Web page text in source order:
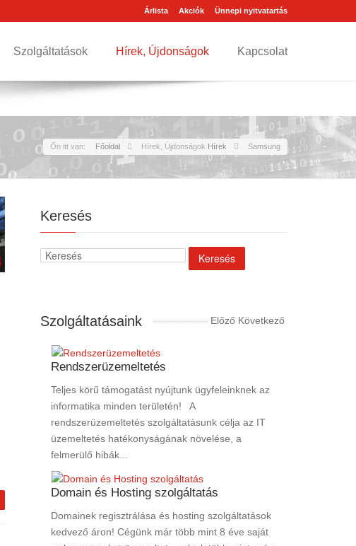
Árlista Akciók Ünnepi nyitvatartás
Szolgáltatások Hírek, Újdonságok Kapcsolat
Ön itt van: Főoldal Hírek, Újdonságok Hírek Samsung
Keresés
Szolgáltatásaink Előző Következő
Rendszerüzemeltetés
Teljes körű támogatást nyújtunk ügyfeleinknek az
informatika minden területén! A
rendszerüzemeltetés szolgáltatásunk célja az IT
üzemeltetés hatékonyságának növelése, a
felmerülő hibák...
Domain és Hosting szolgáltatás
Domainek regisztrálása és hosting szolgáltatások
kedvező áron! Cégünk már több mint 8 éve saját